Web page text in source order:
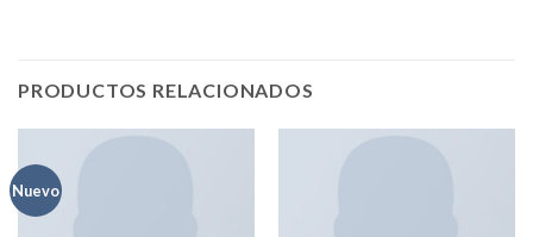
PRODUCTOS RELACIONADOS
Nuevo